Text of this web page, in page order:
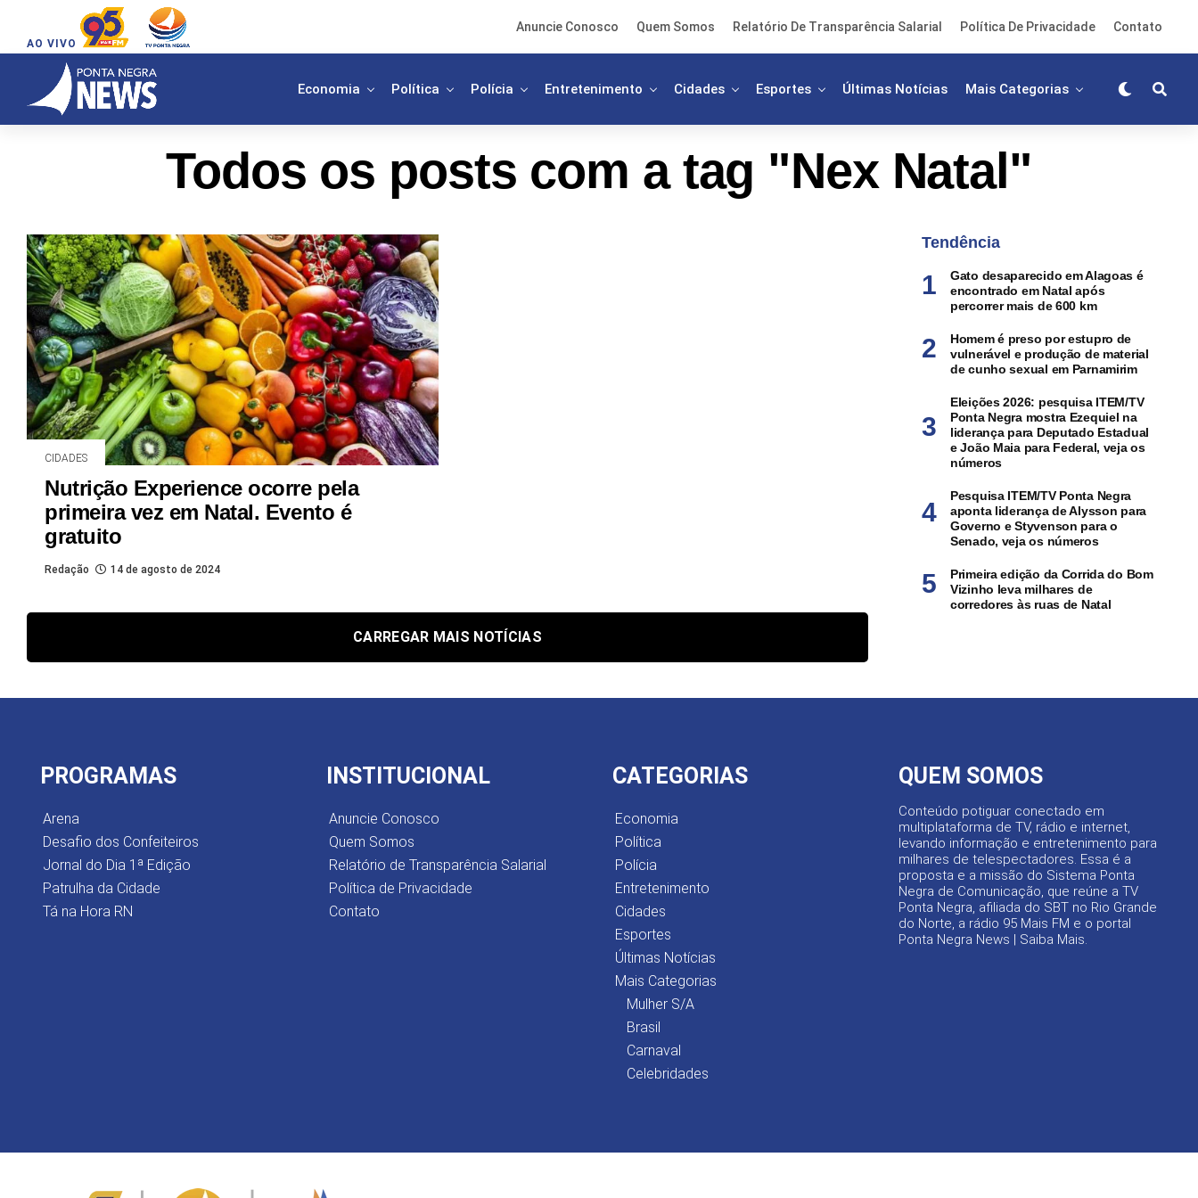
AO VIVO
Anuncie Conosco Quem Somos Relatório De Transparência Salarial Política De Privacidade Contato
Economia Política Polícia Entretenimento Cidades Esportes Últimas Notícias Mais Categorias
Todos os posts com a tag "Nex Natal"
CIDADES
Nutrição Experience ocorre pela
primeira vez em Natal. Evento é
gratuito
Redação 14 de agosto de 2024
CARREGAR MAIS NOTÍCIAS
Tendência
Gato desaparecido em Alagoas é
encontrado em Natal após
percorrer mais de 600 km
Homem é preso por estupro de
vulnerável e produção de material
de cunho sexual em Parnamirim
Eleições 2026: pesquisa ITEM/TV
Ponta Negra mostra Ezequiel na
liderança para Deputado Estadual
e João Maia para Federal, veja os
números
Pesquisa ITEM/TV Ponta Negra
aponta liderança de Alysson para
Governo e Styvenson para o
Senado, veja os números
Primeira edição da Corrida do Bom
Vizinho leva milhares de
corredores às ruas de Natal
PROGRAMAS
Arena
Desafio dos Confeiteiros
Jornal do Dia 1ª Edição
Patrulha da Cidade
Tá na Hora RN
INSTITUCIONAL
Anuncie Conosco
Quem Somos
Relatório de Transparência Salarial
Política de Privacidade
Contato
CATEGORIAS
Economia
Política
Polícia
Entretenimento
Cidades
Esportes
Últimas Notícias
Mais Categorias
Mulher S/A
Brasil
Carnaval
Celebridades
QUEM SOMOS
Conteúdo potiguar conectado em
multiplataforma de TV, rádio e internet,
levando informação e entretenimento para
milhares de telespectadores. Essa é a
proposta e a missão do Sistema Ponta
Negra de Comunicação, que reúne a TV
Ponta Negra, afiliada do SBT no Rio Grande
do Norte, a rádio 95 Mais FM e o portal
Ponta Negra News | Saiba Mais.